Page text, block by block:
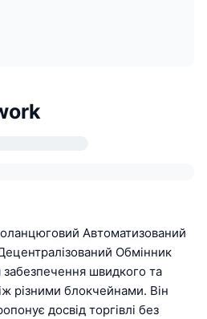
Автоматизований
Обмінник
швидкого та
різними блокчейнами. Він
досвід торгівлі без